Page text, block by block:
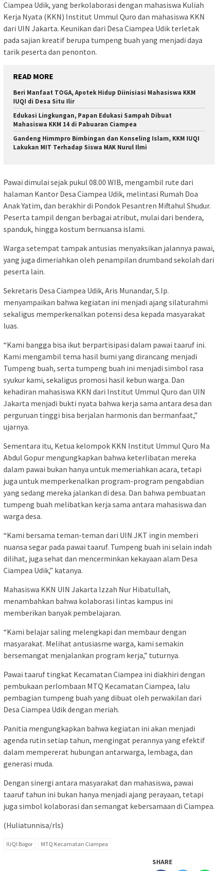
Ciampea Udik, yang berkolaborasi dengan mahasiswa Kuliah
Kerja Nyata (KKN) Institut Ummul Quro dan mahasiswa KKN
dari UIN Jakarta. Keunikan dari Desa Ciampea Udik terletak
pada sajian kreatif berupa tumpeng buah yang menjadi daya
tarik peserta dan penonton.
READ MORE
Beri Manfaat TOGA, Apotek Hidup Diinisiasi Mahasiswa KKM
IUQI di Desa Situ Ilir
Edukasi Lingkungan, Papan Edukasi Sampah Dibuat
Mahasiswa KKM 14 di Pabuaran Ciampea
Gandeng Himmpro Bimbingan dan Konseling Islam, KKM IUQI
Lakukan MIT Terhadap Siswa MAK Nurul Ilmi
Pawai dimulai sejak pukul 08.00 WIB, mengambil rute dari
halaman Kantor Desa Ciampea Udik, melintasi Rumah Doa
Anak Yatim, dan berakhir di Pondok Pesantren Miftahul Shudur.
Peserta tampil dengan berbagai atribut, mulai dari bendera,
spanduk, hingga kostum bernuansa islami.
Warga setempat tampak antusias menyaksikan jalannya pawai,
yang juga dimeriahkan oleh penampilan drumband sekolah dari
peserta lain.
Sekretaris Desa Ciampea Udik, Aris Munandar, S.Ip.
menyampaikan bahwa kegiatan ini menjadi ajang silaturahmi
sekaligus memperkenalkan potensi desa kepada masyarakat
luas.
“Kami bangga bisa ikut berpartisipasi dalam pawai taaruf ini.
Kami mengambil tema hasil bumi yang dirancang menjadi
Tumpeng buah, serta tumpeng buah ini menjadi simbol rasa
syukur kami, sekaligus promosi hasil kebun warga. Dan
kehadiran mahasiswa KKN dari Institut Ummul Quro dan UIN
Jakarta menjadi bukti nyata bahwa kerja sama antara desa dan
perguruan tinggi bisa berjalan harmonis dan bermanfaat,”
ujarnya.
Sementara itu, Ketua kelompok KKN Institut Ummul Quro Ma
Abdul Gopur mengungkapkan bahwa keterlibatan mereka
dalam pawai bukan hanya untuk memeriahkan acara, tetapi
juga untuk memperkenalkan program-program pengabdian
yang sedang mereka jalankan di desa. Dan bahwa pembuatan
tumpeng buah melibatkan kerja sama antara mahasiswa dan
warga desa.
“Kami bersama teman-teman dari UIN JKT ingin memberi
nuansa segar pada pawai taaruf. Tumpeng buah ini selain indah
dilihat, juga sehat dan mencerminkan kekayaan alam Desa
Ciampea Udik,” katanya.
Mahasiswa KKN UIN Jakarta Izzah Nur Hibatullah,
menambahkan bahwa kolaborasi lintas kampus ini
memberikan banyak pembelajaran.
“Kami belajar saling melengkapi dan membaur dengan
masyarakat. Melihat antusiasme warga, kami semakin
bersemangat menjalankan program kerja,” tuturnya.
Pawai taaruf tingkat Kecamatan Ciampea ini diakhiri dengan
pembukaan perlombaan MTQ Kecamatan Ciampea, lalu
pembagian tumpeng buah yang dibuat oleh perwakilan dari
Desa Ciampea Udik dengan meriah.
Panitia mengungkapkan bahwa kegiatan ini akan menjadi
agenda rutin setiap tahun, mengingat perannya yang efektif
dalam mempererat hubungan antarwarga, lembaga, dan
generasi muda.
Dengan sinergi antara masyarakat dan mahasiswa, pawai
taaruf tahun ini bukan hanya menjadi ajang perayaan, tetapi
juga simbol kolaborasi dan semangat kebersamaan di Ciampea.
(Huliatunnisa/rls)
IUQI Bogor MTQ Kecamatan Ciampea
SHARE